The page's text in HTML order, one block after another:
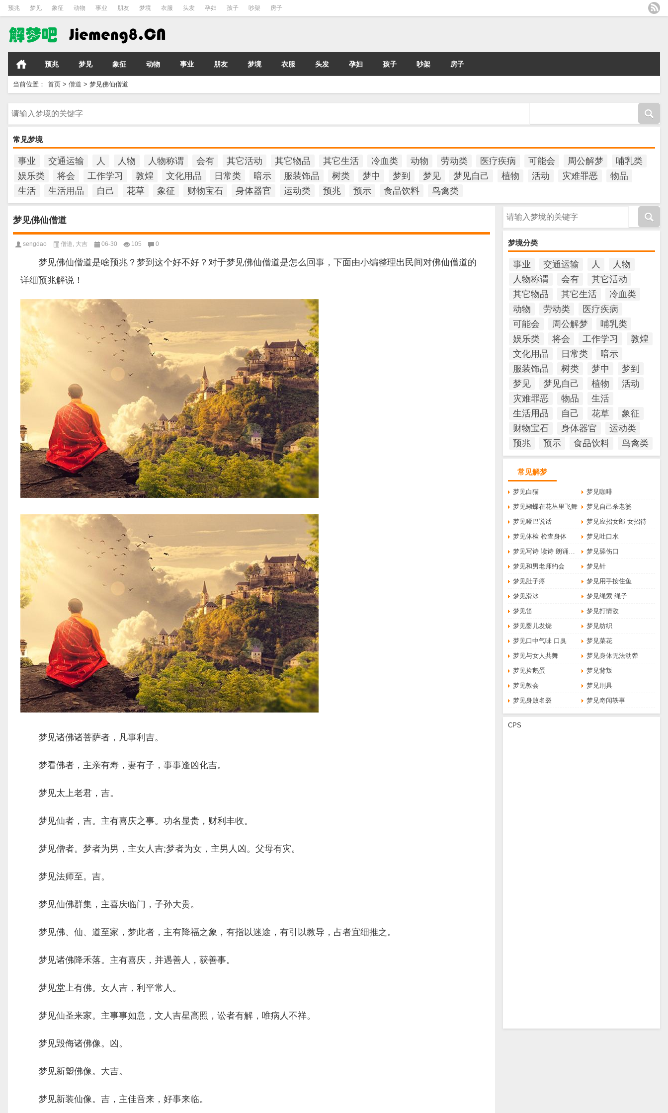
预兆 梦见 象征 动物 事业 朋友 梦境 衣服 头发 孕妇 孩子 吵架 房子
预兆 梦见 象征 动物 事业 朋友 梦境 衣服 头发 孕妇 孩子 吵架 房子
当前位置： 首页 > 僧道 > 梦见佛仙僧道
常见梦境
事业 交通运输 人 人物 人物称谓 会有 其它活动 其它物品 其它生活 冷血类 动物 劳动类 医疗疾病 可能会 周公解梦
哺乳类
娱乐类
将会 工作学习 敦煌 文化用品 日常类 暗示 服装饰品 树类 梦中 梦到 梦见 梦见自己 植物 活动 灾难罪恶
物品
生活
生活用品 自己 花草 象征 财物宝石 身体器官 运动类 预兆 预示 食品饮料 鸟禽类
梦境分类
事业 交通运输 人
人物
人物称谓
会有
其它活动
其它物品
其它生活
冷血类
动物
劳动类
医疗疾病
可能会
周公解梦
哺乳类
娱乐类
将会 工作学习
敦煌
文化用品
日常类
暗示
服装饰品
树类 梦中
梦到
梦见
梦见自己 植物
活动
灾难罪恶
物品
生活
生活用品
自己 花草
象征
财物宝石
身体器官
运动类
预兆
预示 食品饮料 鸟禽类
常见解梦
梦见白猫
梦见咖啡
梦见蝴蝶在花丛里飞舞
梦见自己杀老婆
梦见哑巴说话
梦见应招女郎 女招待
梦见体检 检查身体
梦见吐口水
梦见写诗 读诗 朗诵诗歌
梦见舔伤口
梦见和男老师约会
梦见针
梦见肚子疼
梦见用手按住鱼
梦见滑冰
梦见绳索 绳子
梦见笛
梦见打情敌
梦见婴儿发烧
梦见纺织
梦见口中气味 口臭
梦见菜花
梦见与女人共舞
梦见身体无法动弹
梦见捡鹅蛋
梦见背叛
梦见教会
梦见刑具
梦见身败名裂
梦见奇闻轶事
CPS
梦见佛仙僧道
sengdao 僧道, 大吉 06-30 105 0
梦见佛仙僧道是啥预兆？梦到这个好不好？对于梦见佛仙僧道是怎么回事，下面由小编整理出民间对佛仙僧道的
详细预兆解说！
梦见诸佛诸菩萨者，凡事利吉。
梦看佛者，主亲有寿，妻有子，事事逢凶化吉。
梦见太上老君，吉。
梦见仙者，吉。主有喜庆之事。功名显贵，财利丰收。
梦见僧者。梦者为男，主女人吉;梦者为女，主男人凶。父母有灾。
梦见法师至。吉。
梦见仙佛群集，主喜庆临门，子孙大贵。
梦见佛、仙、道至家，梦此者，主有降福之象，有指以迷途，有引以教导，占者宜细推之。
梦见诸佛降禾落。主有喜庆，并遇善人，获善事。
梦见堂上有佛。女人吉，利平常人。
梦见仙圣来家。主事事如意，文人吉星高照，讼者有解，唯病人不祥。
梦见毁侮诸佛像。凶。
梦见新塑佛像。大吉。
梦见新装仙像。吉，主佳音来，好事来临。